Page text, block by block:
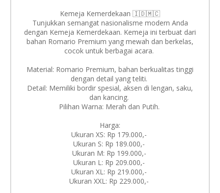
Kemeja Kemerdekaan 🇮🇩🇲🇨
Tunjukkan semangat nasionalisme modern Anda
dengan Kemeja Kemerdekaan. Kemeja ini terbuat dari
bahan Romario Premium yang mewah dan berkelas,
cocok untuk berbagai acara.
Material: Romario Premium, bahan berkualitas tinggi
dengan detail yang teliti.
Detail: Memiliki bordir spesial, aksen di lengan, saku,
dan kancing.
Pilihan Warna: Merah dan Putih.
Harga:
Ukuran XS: Rp 179.000,-
Ukuran S: Rp 189.000,-
Ukuran M: Rp 199.000,-
Ukuran L: Rp 209.000,-
Ukuran XL: Rp 219.000,-
Ukuran XXL: Rp 229.000,-